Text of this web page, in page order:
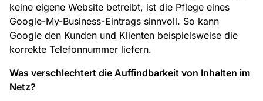
keine eigene Website betreibt, ist die Pflege eines
Google-My-Business-Eintrags sinnvoll. So kann
Google den Kunden und Klienten beispielsweise die
korrekte Telefonnummer liefern.
Was verschlechtert die Auffindbarkeit von Inhalten im
Netz?